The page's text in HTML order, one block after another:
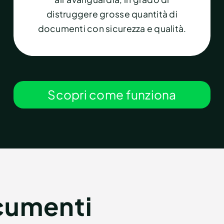
distruggere grosse quantità di
documenti con sicurezza e qualità.
Scopri come funziona